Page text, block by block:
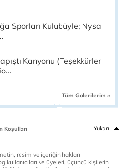
Sporları Kulubüyle; Nysa
Kanyonu (Teşekkürler
Tüm Galerilerim »
Koşulları Yukarı
resim ve içeriğin hakları
ve üyeleri, üçüncü kişilerin